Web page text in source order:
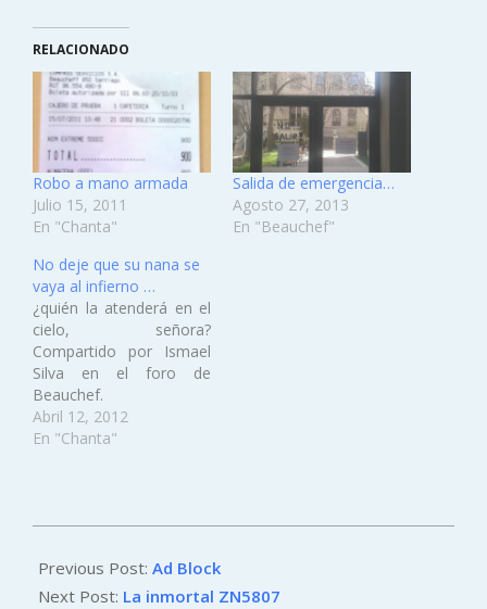
RELACIONADO
Robo a mano armada
Julio 15, 2011
En "Chanta"
Salida de emergencia…
Agosto 27, 2013
En "Beauchef"
No deje que su nana se
vaya al infierno …
¿quién la atenderá en el
cielo, señora?
Compartido por Ismael
Silva en el foro de
Beauchef.
Abril 12, 2012
En "Chanta"
08-
08
Previous Post: Ad Block
Next Post: La inmortal ZN5807